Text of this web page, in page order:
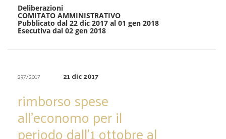
Deliberazioni
COMITATO AMMINISTRATIVO
Pubblicato dal 22 dic 2017 al 01 gen 2018
Esecutiva dal 02 gen 2018
297/2017 21 dic 2017
rimborso spese
all’economo per il
periodo dall’1 ottobre al